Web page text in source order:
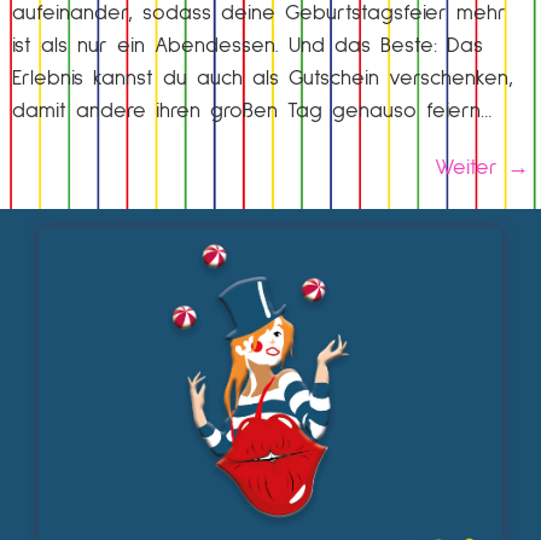
aufeinander, sodass deine Geburtstagsfeier mehr
ist als nur ein Abendessen. Und das Beste: Das
Erlebnis kannst du auch als Gutschein verschenken,
damit andere ihren großen Tag genauso feiern…
Weiter →